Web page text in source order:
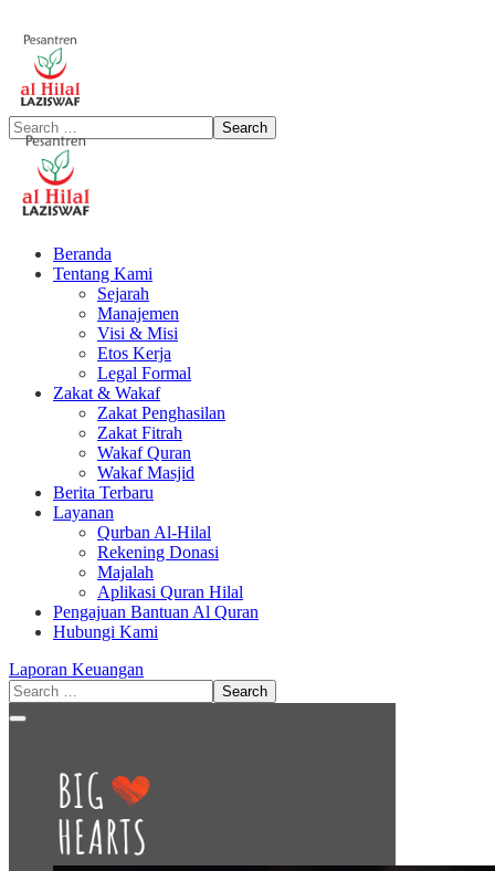
Beranda
Tentang Kami
Sejarah
Manajemen
Visi & Misi
Etos Kerja
Legal Formal
Zakat & Wakaf
Zakat Penghasilan
Zakat Fitrah
Wakaf Quran
Wakaf Masjid
Berita Terbaru
Layanan
Qurban Al-Hilal
Rekening Donasi
Majalah
Aplikasi Quran Hilal
Pengajuan Bantuan Al Quran
Hubungi Kami
Laporan Keuangan